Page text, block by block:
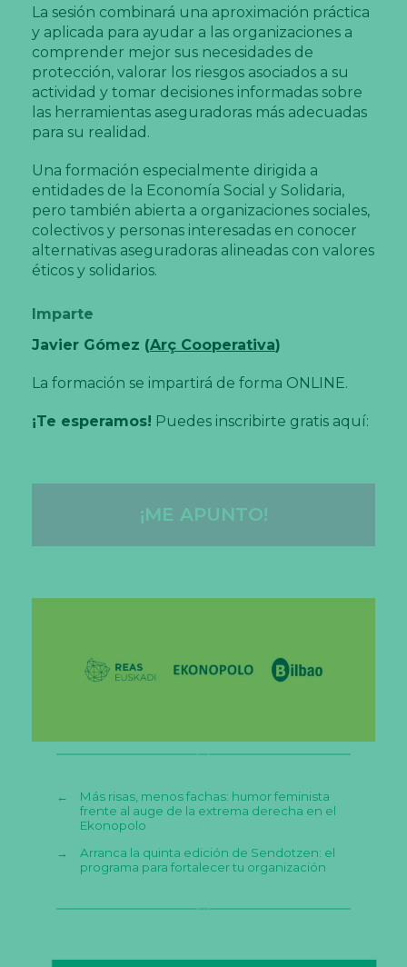
La sesión combinará una aproximación práctica
y aplicada para ayudar a las organizaciones a
comprender mejor sus necesidades de
protección, valorar los riesgos asociados a su
actividad y tomar decisiones informadas sobre
las herramientas aseguradoras más adecuadas
para su realidad.
Una formación especialmente dirigida a
entidades de la Economía Social y Solidaria,
pero también abierta a organizaciones sociales,
colectivos y personas interesadas en conocer
alternativas aseguradoras alineadas con valores
éticos y solidarios.
Imparte
Javier Gómez (Arç Cooperativa)
La formación se impartirá de forma ONLINE.
¡Te esperamos! Puedes inscribirte gratis aquí:
¡ME APUNTO!
←
Más risas, menos fachas: humor feminista
frente al auge de la extrema derecha en el
Ekonopolo
→
Arranca la quinta edición de Sendotzen: el
programa para fortalecer tu organización